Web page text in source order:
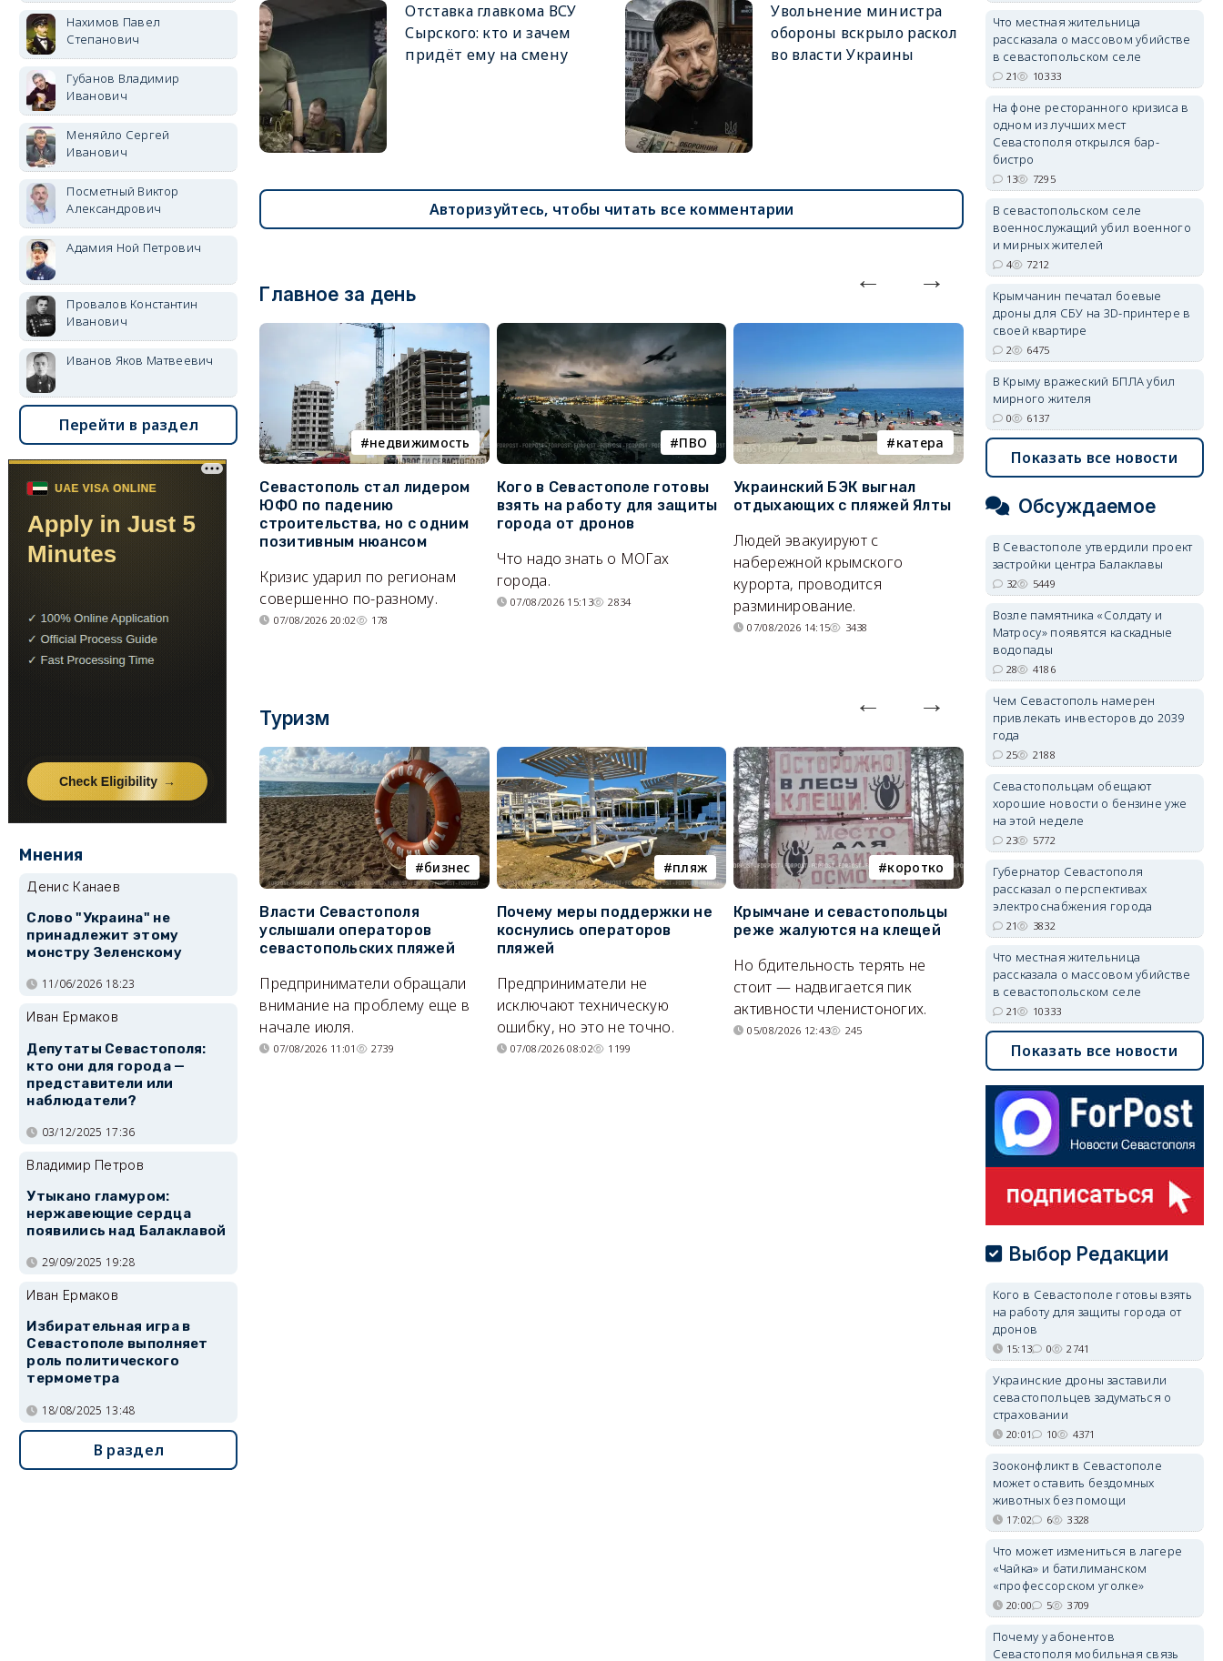
Отставка главкома ВСУ
Сырского: кто и зачем
придёт ему на смену
Увольнение министра
обороны вскрыло раскол
во власти Украины
Авторизуйтесь, чтобы читать все комментарии
Главное за день
недвижимость
Севастополь стал лидером
ЮФО по падению
строительства, но с одним
позитивным нюансом
Кризис ударил по регионам
совершенно по-разному.
07/08/2026 20:02 178
ПВО
Кого в Севастополе готовы
взять на работу для защиты
города от дронов
Что надо знать о МОГах
города.
07/08/2026 15:13 2834
катера
Украинский БЭК выгнал
отдыхающих с пляжей Ялты
Людей эвакуируют с
набережной крымского
курорта, проводится
разминирование.
07/08/2026 14:15 3438
электроснабжение
рассказал о перспективах
Энергетики, подчеркнул он,
делают практически
невозможное.
07/08/2026 10:13 3882
Туризм
бизнес
Власти Севастополя
услышали операторов
севастопольских пляжей
Предприниматели обращали
внимание на проблему еще в
начале июля.
07/08/2026 11:01 2739
пляж
Почему меры поддержки не
коснулись операторов
пляжей
Предприниматели не
исключают техническую
ошибку, но это не точно.
07/08/2026 08:02 1199
коротко
Крымчане и севастопольцы
реже жалуются на клещей
Но бдительность терять не
стоит — надвигается пик
активности членистоногих.
05/08/2026 12:43 245
Балаклава
В Севастополе утвердили
проект застройки центра
Там появится туристический
квартал с отелями и
парковками.
05/08/2026 08:01 5449
Нахимов Павел
Степанович
Губанов Владимир
Иванович
Меняйло Сергей
Иванович
Посметный Виктор
Александрович
Адамия Ной Петрович
Провалов Константин
Иванович
Иванов Яков Матвеевич
Перейти в раздел
Мнения
Денис Канаев
Слово "Украина" не
принадлежит этому
монстру Зеленскому
11/06/2026 18:23
Иван Ермаков
Депутаты Севастополя:
кто они для города —
представители или
наблюдатели?
03/12/2025 17:36
Владимир Петров
Утыкано гламуром:
нержавеющие сердца
появились над Балаклавой
29/09/2025 19:28
Иван Ермаков
Избирательная игра в
Севастополе выполняет
роль политического
термометра
18/08/2025 13:48
В раздел
erid: 2SDnjdvhGXG
Что местная жительница
рассказала о массовом убийстве
в севастопольском селе
21 10333
На фоне ресторанного кризиса в
одном из лучших мест
Севастополя открылся бар-
бистро
13 7295
В севастопольском селе
военнослужащий убил военного
и мирных жителей
4 7212
Крымчанин печатал боевые
дроны для СБУ на 3D-принтере в
своей квартире
2 6475
В Крыму вражеский БПЛА убил
мирного жителя
0 6137
Показать все новости
Обсуждаемое
В Севастополе утвердили проект
застройки центра Балаклавы
32 5449
Возле памятника «Солдату и
Матросу» появятся каскадные
водопады
28 4186
Чем Севастополь намерен
привлекать инвесторов до 2039
года
25 2188
Севастопольцам обещают
хорошие новости о бензине уже
на этой неделе
23 5772
Губернатор Севастополя
рассказал о перспективах
электроснабжения города
21 3832
Что местная жительница
рассказала о массовом убийстве
в севастопольском селе
21 10333
Показать все новости
Выбор Редакции
Кого в Севастополе готовы взять
на работу для защиты города от
дронов
15:13 0 2741
Украинские дроны заставили
севастопольцев задуматься о
страховании
20:01 10 4371
Зооконфликт в Севастополе
может оставить бездомных
животных без помощи
17:02 6 3328
Что может измениться в лагере
«Чайка» и батилиманском
«профессорском уголке»
20:00 5 3709
Почему у абонентов
Севастополя мобильная связь